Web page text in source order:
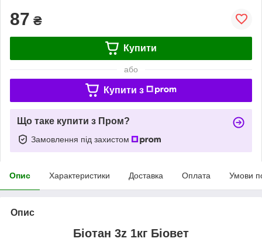
87 ₴
Купити
або
Купити з
Що таке купити з Пром?
Замовлення під захистом
Опис Характеристики Доставка Оплата Умови
Опис
Біотан 3z 1кг Біовет